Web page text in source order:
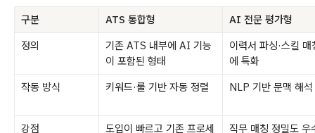
구분 ATS 통합형
AI 전문 평가형
정의
기존 ATS 내부에 AI 기능
이 포함된 형태
이력서 파싱·스킬 매
에 특화
작동 방식
키워드·룰 기반 자동 정렬 NLP 기반 문맥 해석
강점
도입이 빠르고 기존 프로세
직무 매칭 정밀도 우